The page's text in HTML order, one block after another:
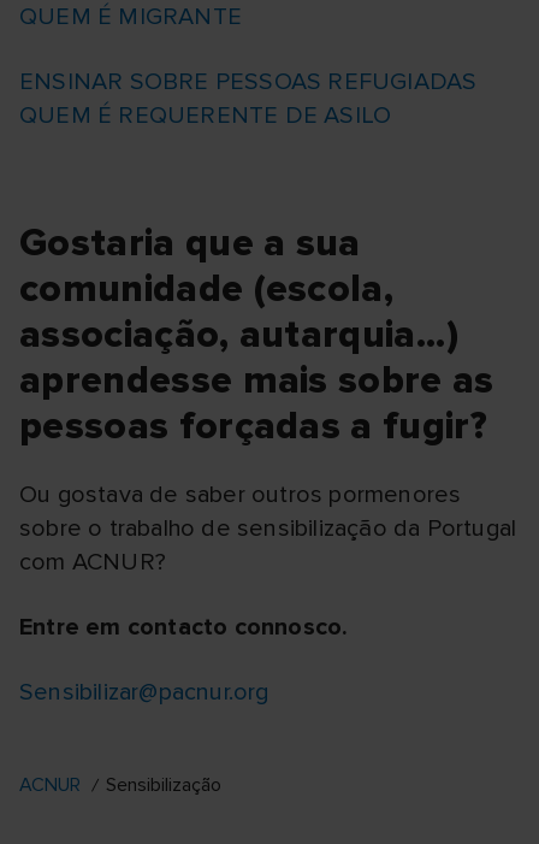
QUEM É MIGRANTE
ENSINAR SOBRE PESSOAS REFUGIADAS
QUEM É REQUERENTE DE ASILO
Gostaria que a sua
comunidade (escola,
associação, autarquia...)
aprendesse mais sobre as
pessoas forçadas a fugir?
Ou gostava de saber outros pormenores
sobre o trabalho de sensibilização da Portugal
com ACNUR?
Entre em contacto connosco.
Sensibilizar@pacnur.org
ACNUR Sensibilização